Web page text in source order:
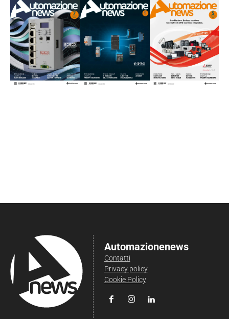
Automazionenews
Contatti
Privacy policy
Cookie Policy